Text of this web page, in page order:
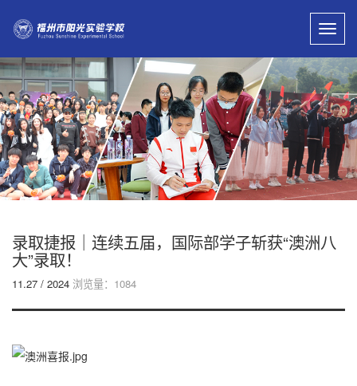
录取捷报｜连续五届，国际部学子斩获“澳洲八
大”录取！
11.27 / 2024 浏览量：1084